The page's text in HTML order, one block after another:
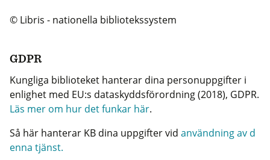
© Libris - nationella bibliotekssystem
GDPR
Kungliga biblioteket hanterar dina personuppgifter i
enlighet med EU:s dataskyddsförordning (2018), GDPR.
Läs mer om hur det funkar här.
Så här hanterar KB dina uppgifter vid användning av d
enna tjänst.